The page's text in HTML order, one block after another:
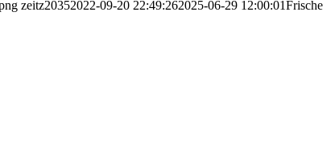
zeitz20352022-09-20 22:49:262025-06-29 12:00:01Frische